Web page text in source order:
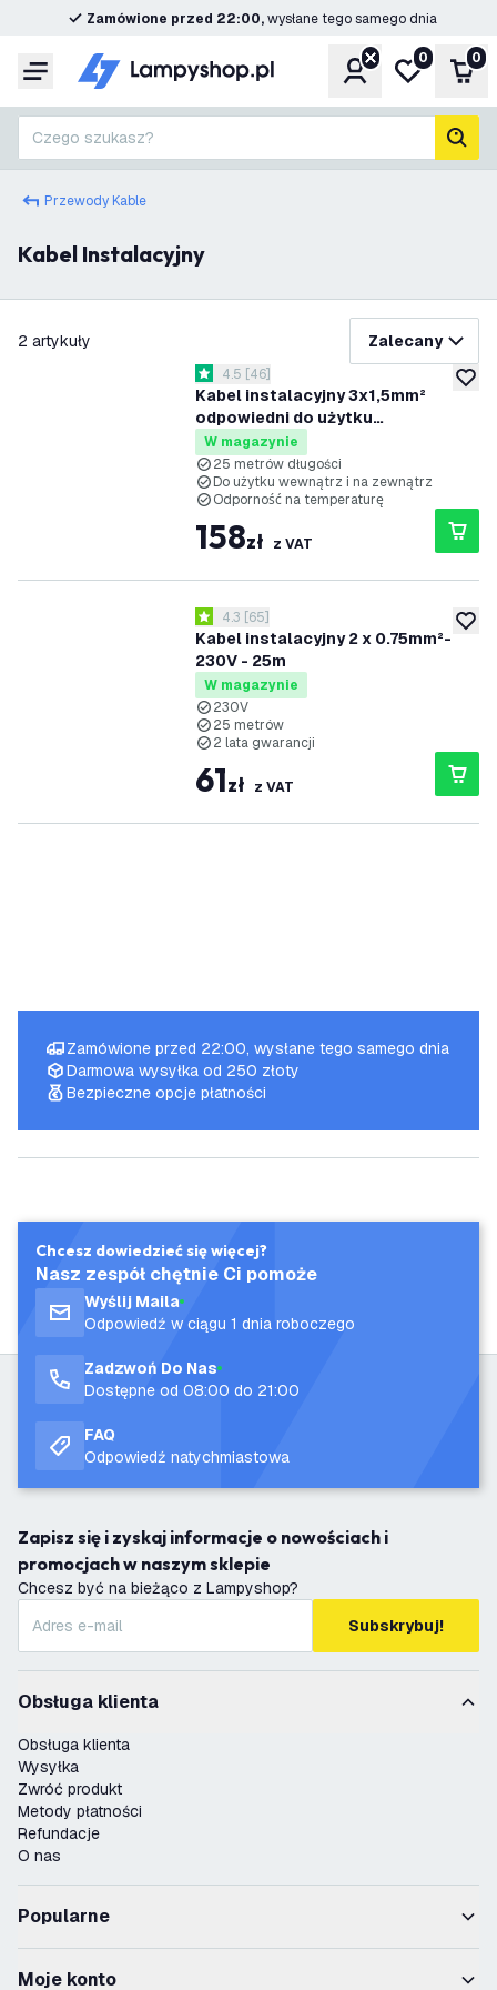
Zamówione przed 22:00,wysłane tego samego dnia
Menu KontoMoja lista
0 0
Czego szukasz?
Przewody Kable
Kabel Instalacyjny
2 artykuły Zalecany
Kabel instalacyjny 3x1,5mm²
odpowiedni do użytku
wewnętrznego i zewnętrznego lub
jako kabel uziemiający - 25 metrów
otwórz panel recenzji
4.5 Gwiazdki oceny
4.5 [46]
W magazynie
25 metrów długości
Do użytku wewnątrz i na zewnątrz
Odporność na temperaturę
158zł z VAT
Kabel instalacyjny 2 x 0.75mm²-
230V - 25m
otwórz panel recenzji
4.3 Gwiazdki oceny
4.3 [65]
W magazynie
230V
25 metrów
2 lata gwarancji
61zł z VAT
Zamówione przed 22:00, wysłane tego samego dnia
Darmowa wysyłka od 250 złoty
Bezpieczne opcje płatności
filtruj
Chcesz dowiedzieć się więcej?
Nasz zespół chętnie Ci pomoże
Wyślij Maila
Odpowiedź w ciągu 1 dnia roboczego
Zadzwoń Do Nas
Dostępne od 08:00 do 21:00
FAQ
Odpowiedź natychmiastowa
Zapisz się i zyskaj informacje o nowościach i
promocjach w naszym sklepie
Chcesz być na bieżąco z Lampyshop?
Subskrybuj!
Obsługa klienta
Obsługa klienta
Wysyłka
Zwróć produkt
Metody płatności
Refundacje
O nas
Popularne
Moje konto